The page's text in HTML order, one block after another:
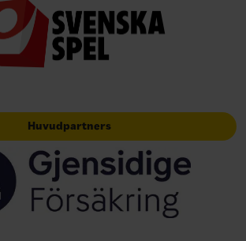
Huvudpartners